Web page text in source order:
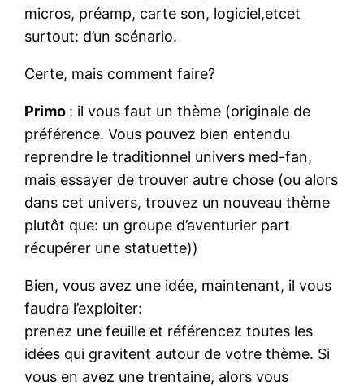
micros, préamp, carte son, logiciel,etcet
surtout: d’un scénario.
Certe, mais comment faire?
Primo : il vous faut un thème (originale de
préférence. Vous pouvez bien entendu
reprendre le traditionnel univers med-fan,
mais essayer de trouver autre chose (ou alors
dans cet univers, trouvez un nouveau thème
plutôt que: un groupe d’aventurier part
récupérer une statuette))
Bien, vous avez une idée, maintenant, il vous
faudra l’exploiter:
prenez une feuille et référencez toutes les
idées qui gravitent autour de votre thème. Si
vous en avez une trentaine, alors vous